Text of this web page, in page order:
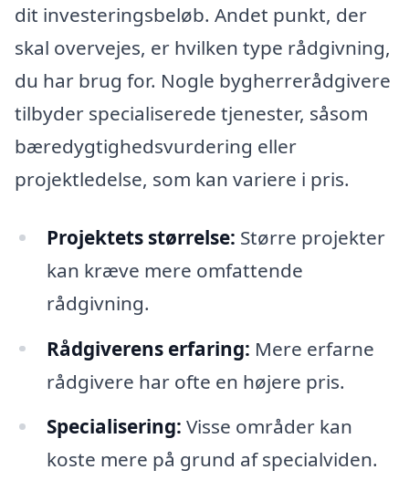
dit investeringsbeløb. Andet punkt, der
skal overvejes, er hvilken type rådgivning,
du har brug for. Nogle bygherrerådgivere
tilbyder specialiserede tjenester, såsom
bæredygtighedsvurdering eller
projektledelse, som kan variere i pris.
Projektets størrelse: Større projekter
kan kræve mere omfattende
rådgivning.
Rådgiverens erfaring: Mere erfarne
rådgivere har ofte en højere pris.
Specialisering: Visse områder kan
koste mere på grund af specialviden.